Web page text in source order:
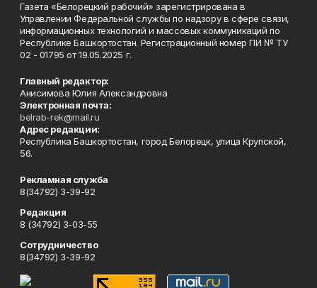
Газета «Белорецкий рабочий» зарегистрирована в
Управлении Федеральной службы по надзору в сфере связи,
информационных технологий и массовых коммуникаций по
Республике Башкортостан. Регистрационный номер ПИ № ТУ
02 - 01795 от 19.05.2025 г.
Главный редактор:
Анисимова Юлия Александровна
Электронная почта:
belrab-rek@mail.ru
Адрес редакции:
Республика Башкортостан, город Белорецк, улица Крупской,
56.
Рекламная служба
8(34792) 3-39-92
Редакция
8 (34792) 3-03-55
Сотрудничество
8(34792) 3-39-92